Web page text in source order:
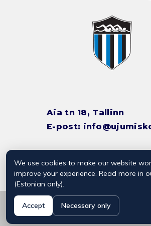
Aia tn 18, Tallinn
E-post:
TREENERITE
© 2026 Kalevi
Privaatsuspoliitika
We use cookies to make our website
improve your experience. Read more in
(Estonian only).
Accept Necessary only